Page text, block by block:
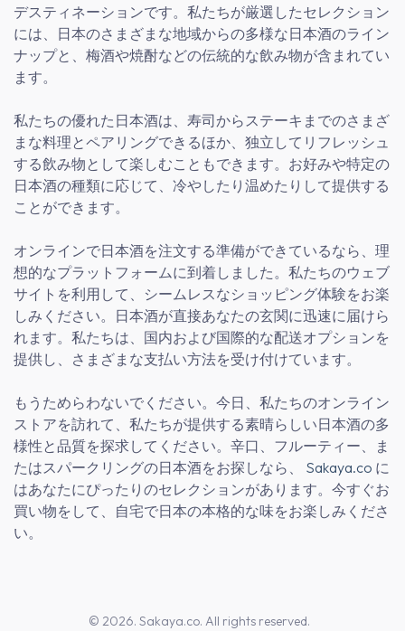
デスティネーションです。私たちが厳選したセレクション
には、日本のさまざまな地域からの多様な日本酒のライン
ナップと、梅酒や焼酎などの伝統的な飲み物が含まれてい
ます。
私たちの優れた日本酒は、寿司からステーキまでのさまざ
まな料理とペアリングできるほか、独立してリフレッシュ
する飲み物として楽しむこともできます。お好みや特定の
日本酒の種類に応じて、冷やしたり温めたりして提供する
ことができます。
オンラインで日本酒を注文する準備ができているなら、理
想的なプラットフォームに到着しました。私たちのウェブ
サイトを利用して、シームレスなショッピング体験をお楽
しみください。日本酒が直接あなたの玄関に迅速に届けら
れます。私たちは、国内および国際的な配送オプションを
提供し、さまざまな支払い方法を受け付けています。
もうためらわないでください。今日、私たちのオンライン
ストアを訪れて、私たちが提供する素晴らしい日本酒の多
様性と品質を探求してください。辛口、フルーティー、ま
たはスパークリングの日本酒をお探しなら、 Sakaya.co に
はあなたにぴったりのセレクションがあります。今すぐお
買い物をして、自宅で日本の本格的な味をお楽しみくださ
い。
© 2026. Sakaya.co. All rights reserved.